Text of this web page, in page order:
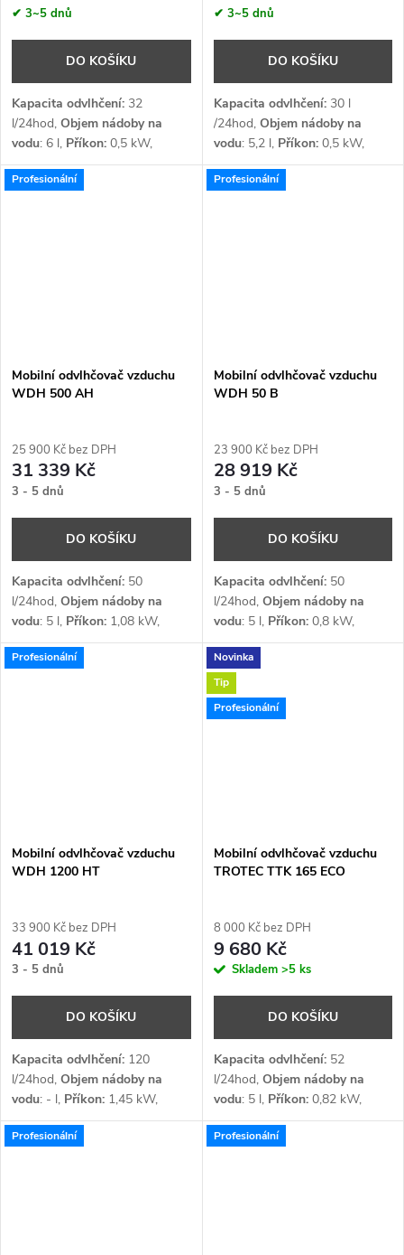
✔ 3~5 dnů
DO KOŠÍKU
Kapacita odvlhčení: 32
l/24hod, Objem nádoby na
vodu: 6 l, Příkon: 0,5 kW,
Průtok vzduchu:250 m³/h,
Napětí:1 x 230 V,
✔ 3~5 dnů
DO KOŠÍKU
Kapacita odvlhčení: 30l
/24hod, Objem nádoby na
vodu: 5,2 l, Příkon: 0,5kW,
Průtok vzduchu:173m³/h,
Napětí:1 x 230 V,
Profesionální
Mobilní odvlhčovač vzduchu
WDH 500 AH
25 900 Kč bez DPH
31 339 Kč
3 - 5 dnů
DO KOŠÍKU
Kapacita odvlhčení: 50
l/24hod, Objem nádoby na
vodu: 5 l, Příkon: 1,08 kW,
Průtok vzduchu:450 m³/h,
Napětí:1 x 230 V,
Profesionální
Mobilní odvlhčovač vzduchu
WDH 50 B
23 900 Kč bez DPH
28 919 Kč
3 - 5 dnů
DO KOŠÍKU
Kapacita odvlhčení:50
l/24hod, Objem nádoby na
vodu: 5 l, Příkon:0,8 kW,
Průtok vzduchu:400 m³/h,
Napětí:
R410a
Profesionální
Mobilní odvlhčovač vzduchu
WDH 1200 HT
33 900 Kč bez DPH
41 019 Kč
3 - 5 dnů
DO KOŠÍKU
Kapacita odvlhčení: 120
l/24hod, Objem nádoby na
vodu: - l, Příkon: 1,45 kW,
Průtok vzduchu:450 m³/h,
Napětí:1 x 230 V,
Novinka
Tip
Profesionální
Mobilní odvlhčovač vzduchu
TROTEC TTK 165 ECO
8 000 Kč bez DPH
9 680 Kč
Skladem >5 ks
DO KOŠÍKU
Kapacita odvlhčení: 52
l/24hod, Objem nádoby na
vodu: 5 l, Příkon: 0,82kW,
Průtok vzduchu:350m³/h,
Napětí:1 x 230 V
Profesionální Profesionální